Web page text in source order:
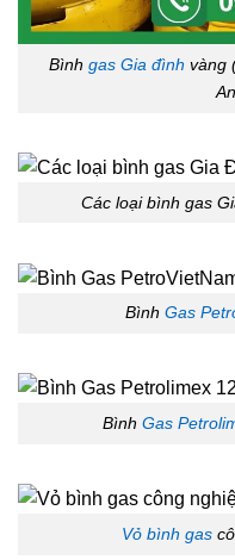
Bình gas Gia đình vàng
Các loại bình gas
Bình Gas
Bình Gas
Vỏ bình gas